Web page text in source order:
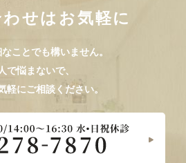
せはお気軽に
ことでも構いません。
で悩まないで、
軽にご相談ください。